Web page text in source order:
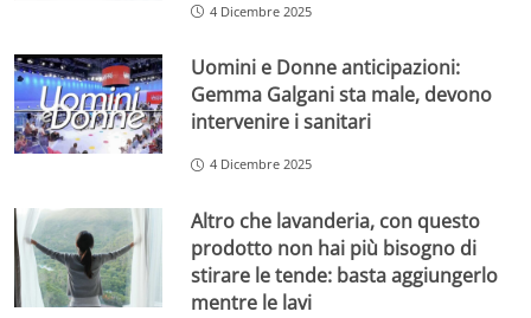
4 Dicembre 2025
Uomini e Donne anticipazioni:
Gemma Galgani sta male, devono
intervenire i sanitari
4 Dicembre 2025
Altro che lavanderia, con questo
prodotto non hai più bisogno di
stirare le tende: basta aggiungerlo
mentre le lavi